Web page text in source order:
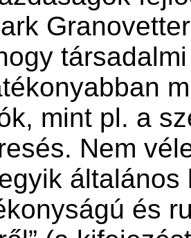
mint pl. a
Nem
általános
és